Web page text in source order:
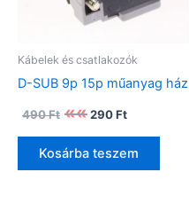
Kábelek és csatlakozók
D-SUB 9p 15p műanyag ház
490Ft
Original
price
was:
490 Ft.
290Ft
price
is:
290 Ft.
Kosárba teszem